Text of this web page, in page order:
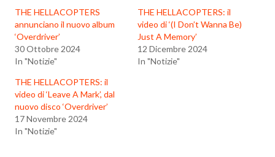
THE HELLACOPTERS
annunciano il nuovo album
‘Overdriver’
30 Ottobre 2024
In "Notizie"
THE HELLACOPTERS: il
video di ‘(I Don’t Wanna Be)
Just A Memory’
12 Dicembre 2024
In "Notizie"
THE HELLACOPTERS: il
video di ‘Leave A Mark’, dal
nuovo disco ‘Overdriver’
17 Novembre 2024
In "Notizie"